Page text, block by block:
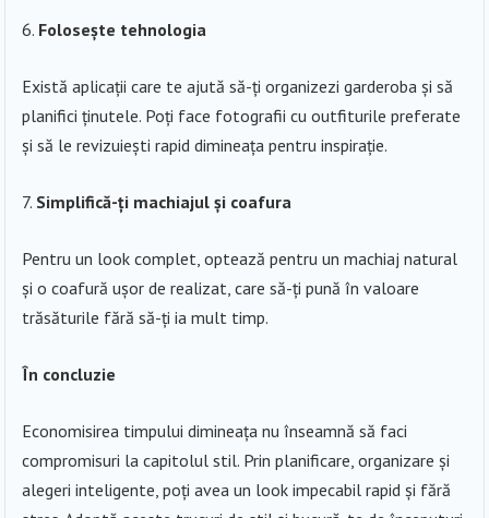
Folosește tehnologia
Există aplicații care te ajută să-ți organizezi garderoba și să
planifici ținutele. Poți face fotografii cu outfiturile preferate
și să le revizuiești rapid dimineața pentru inspirație.
Simplifică-ți machiajul și coafura
Pentru un look complet, optează pentru un machiaj natural
și o coafură ușor de realizat, care să-ți pună în valoare
trăsăturile fără să-ți ia mult timp.
În concluzie
Economisirea timpului dimineața nu înseamnă să faci
compromisuri la capitolul stil. Prin planificare, organizare și
alegeri inteligente, poți avea un look impecabil rapid și fără